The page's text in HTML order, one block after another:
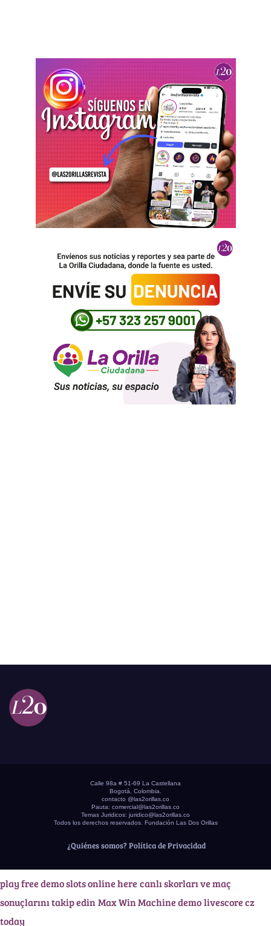
Calle 98a # 51-69 La Castellana
Bogotá, Colombia.
contacto @las2orillas.co
Pauta: comercial@las2orillas.co
Temas Juridicos: juridico@las2orillas.co
Todos los derechos reservados. Fundación Las Dos Orillas
¿Quiénes somos? Política de Privacidad
play free demo slots online here canlı skorları ve maç
sonuçlarını takip edinMax Win Machine demolivescore cz
today